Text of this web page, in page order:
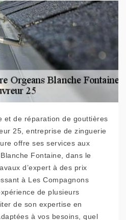
et de réparation de gouttières
25, entreprise de zinguerie
offre ses services aux
Fontaine, dans le
d’expert à des prix
à Les Compagnons
de plusieurs
de son expertise en
à vos besoins, quel